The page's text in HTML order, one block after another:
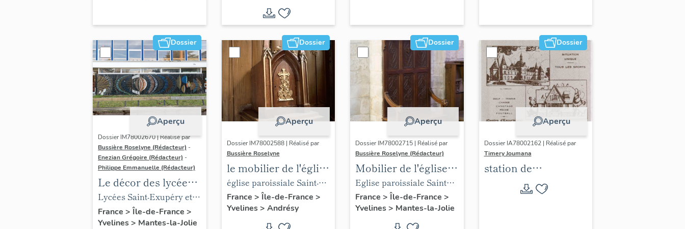
Dossier
Aperçu
Dossier IM78002670 | Réalisé par
Bussière Roselyne (Rédacteur) -
Enezian Grégoire (Rédacteur) -
Philippe Emmanuelle (Rédacteur)
Le décor des lycées
de Mantes
Lycées Saint-Exupéry et
Jean Rostand
France > Île-de-France >
Yvelines> Mantes-la-Jolie
Dossier
Aperçu
Dossier IM78002588 | Réalisé par
Bussière Roselyne
le mobilier de l'église
Saint-Germain-de-
Paris (liste
supplémentaire)
église paroissiale Saint-
Germain
France > Île-de-France >
Yvelines> Andrésy
Dossier
Aperçu
Dossier IM78002715 | Réalisé par
Bussière Roselyne (Rédacteur)
Mobilier de l'église
Sainte-Anne de
Gassicourt
Eglise paroissiale Sainte-
Anne
France > Île-de-France >
Yvelines> Mantes-la-Jolie
Dossier
Aperçu
Dossier IA78002162 | Réalisé par
Timery Joumana
station de
villégiature
d'Elisabethville